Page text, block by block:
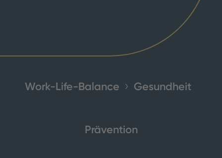
Work-Life-Balance Gesundheit
Prävention